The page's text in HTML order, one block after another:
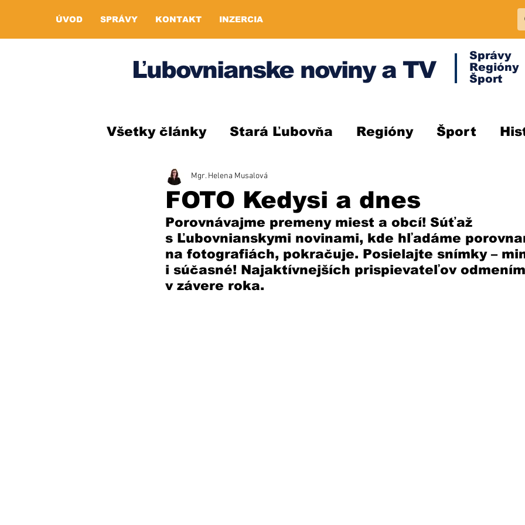
ÚVOD SPRÁVY KONTAKT INZERCIA
Ľubovnianske noviny a TV
Správy
Regióny
Šport
Všetky články Stará Ľubovňa Regióny Šport
FOTO Kedysi a dnes
Mgr. Helena Musalová
Porovnávajme premeny miest a obcí! Súťaž
s Ľubovnianskymi novinami, kde hľadáme
na fotografiách, pokračuje. Posielajte snímky –
i súčasné! Najaktívnejších prispievateľov
v závere roka.